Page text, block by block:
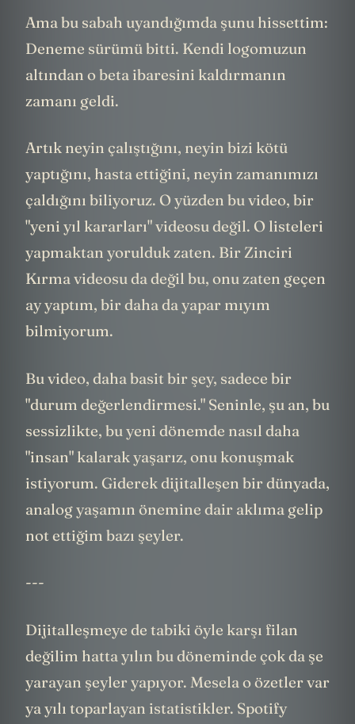
Ama bu sabah uyandığımda şunu hissettim:
Deneme sürümü bitti. Kendi logomuzun
altından o beta ibaresini kaldırmanın
zamanı geldi.
Artık neyin çalıştığını, neyin bizi kötü
yaptığını, hasta ettiğini, neyin zamanımızı
çaldığını biliyoruz. O yüzden bu video, bir
"yeni yıl kararları" videosu değil. O listeleri
yapmaktan yorulduk zaten. Bir Zinciri
Kırma videosu da değil bu, onu zaten geçen
ay yaptım, bir daha da yapar mıyım
bilmiyorum.
Bu video, daha basit bir şey, sadece bir
"durum değerlendirmesi." Seninle, şu an, bu
sessizlikte, bu yeni dönemde nasıl daha
"insan" kalarak yaşarız, onu konuşmak
istiyorum. Giderek dijitalleşen bir dünyada,
analog yaşamın önemine dair aklıma gelip
not ettiğim bazı şeyler.
---
Dijitalleşmeye de tabiki öyle karşı filan
değilim hatta yılın bu döneminde çok da şe
yarayan şeyler yapıyor. Mesela o özetler var
ya yılı toparlayan istatistikler. Spotify